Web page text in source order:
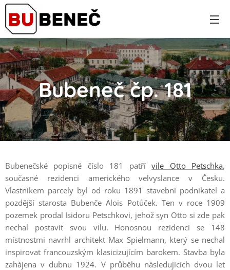
Bubeneč čp. 181
Bubenečské popisné číslo 181 patřívile Otto Petschka,
současné rezidenci amerického velvyslance v Česku.
Vlastníkem parcely byl od roku 1891 stavební podnikatel a
pozdější starosta Bubenče Alois Potůček. Ten v roce 1909
pozemek prodal Isidoru Petschkovi, jehož syn Otto si zde pak
nechal postavit svou vilu. Honosnou rezidenci se 148
místnostmi navrhl architekt Max Spielmann, který se nechal
inspirovat francouzským klasicizujícím barokem. Stavba byla
zahájena v dubnu 1924. V průběhu následujících dvou let